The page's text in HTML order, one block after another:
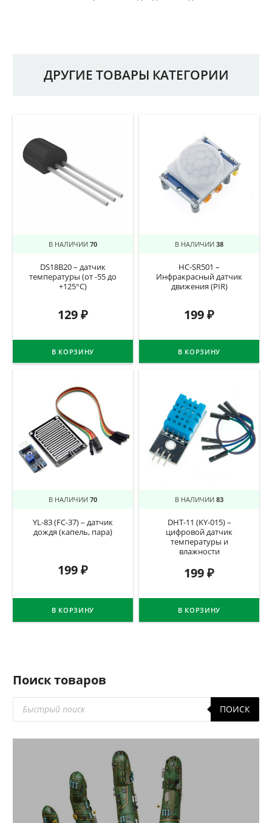
ДРУГИЕ ТОВАРЫ КАТЕГОРИИ
В НАЛИЧИИ 70
DS18B20 – датчик
температуры (от -55 до
+125°C)
129₽
В КОРЗИНУ
В НАЛИЧИИ 38
HC-SR501 –
Инфракрасный датчик
движения (PIR)
199₽
В КОРЗИНУ
В НАЛИЧИИ 70
YL-83 (FC-37) – датчик
дождя (капель, пара)
199₽
В КОРЗИНУ
В НАЛИЧИИ 83
DHT-11 (KY-015) –
цифровой датчик
температуры и
влажности
199₽
В КОРЗИНУ
Поиск товаров
товаров
ПОИСК